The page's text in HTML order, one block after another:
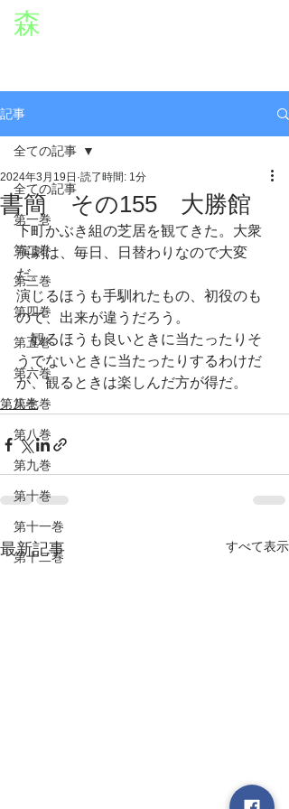
森
記事
全ての記事
第一巻
第二巻
第三巻
第四巻
第五巻
第六巻
第七巻
第八巻
第九巻
第十巻
第十一巻
第十二巻
全ての記事
書簡 その155 大勝館
2024年3月19日 読了時間: 1分
下町かぶき組の芝居を観てきた。大衆
演劇は、毎日、日替わりなので大変
だ。
演じるほうも手馴れたもの、初役のも
ので、出来が違うだろう。
観るほうも良いときに当たったりそ
うでないときに当たったりするわけだ
が、観るときは楽しんだ方が得だ。
第八巻
最新記事 すべて表示